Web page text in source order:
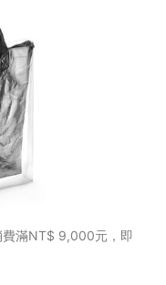
費滿NT$ 9,000元，即